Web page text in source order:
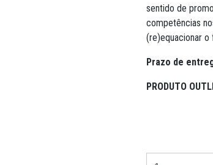
sentido de
competências
(re)equacionar o
Prazo de
PRODUTO